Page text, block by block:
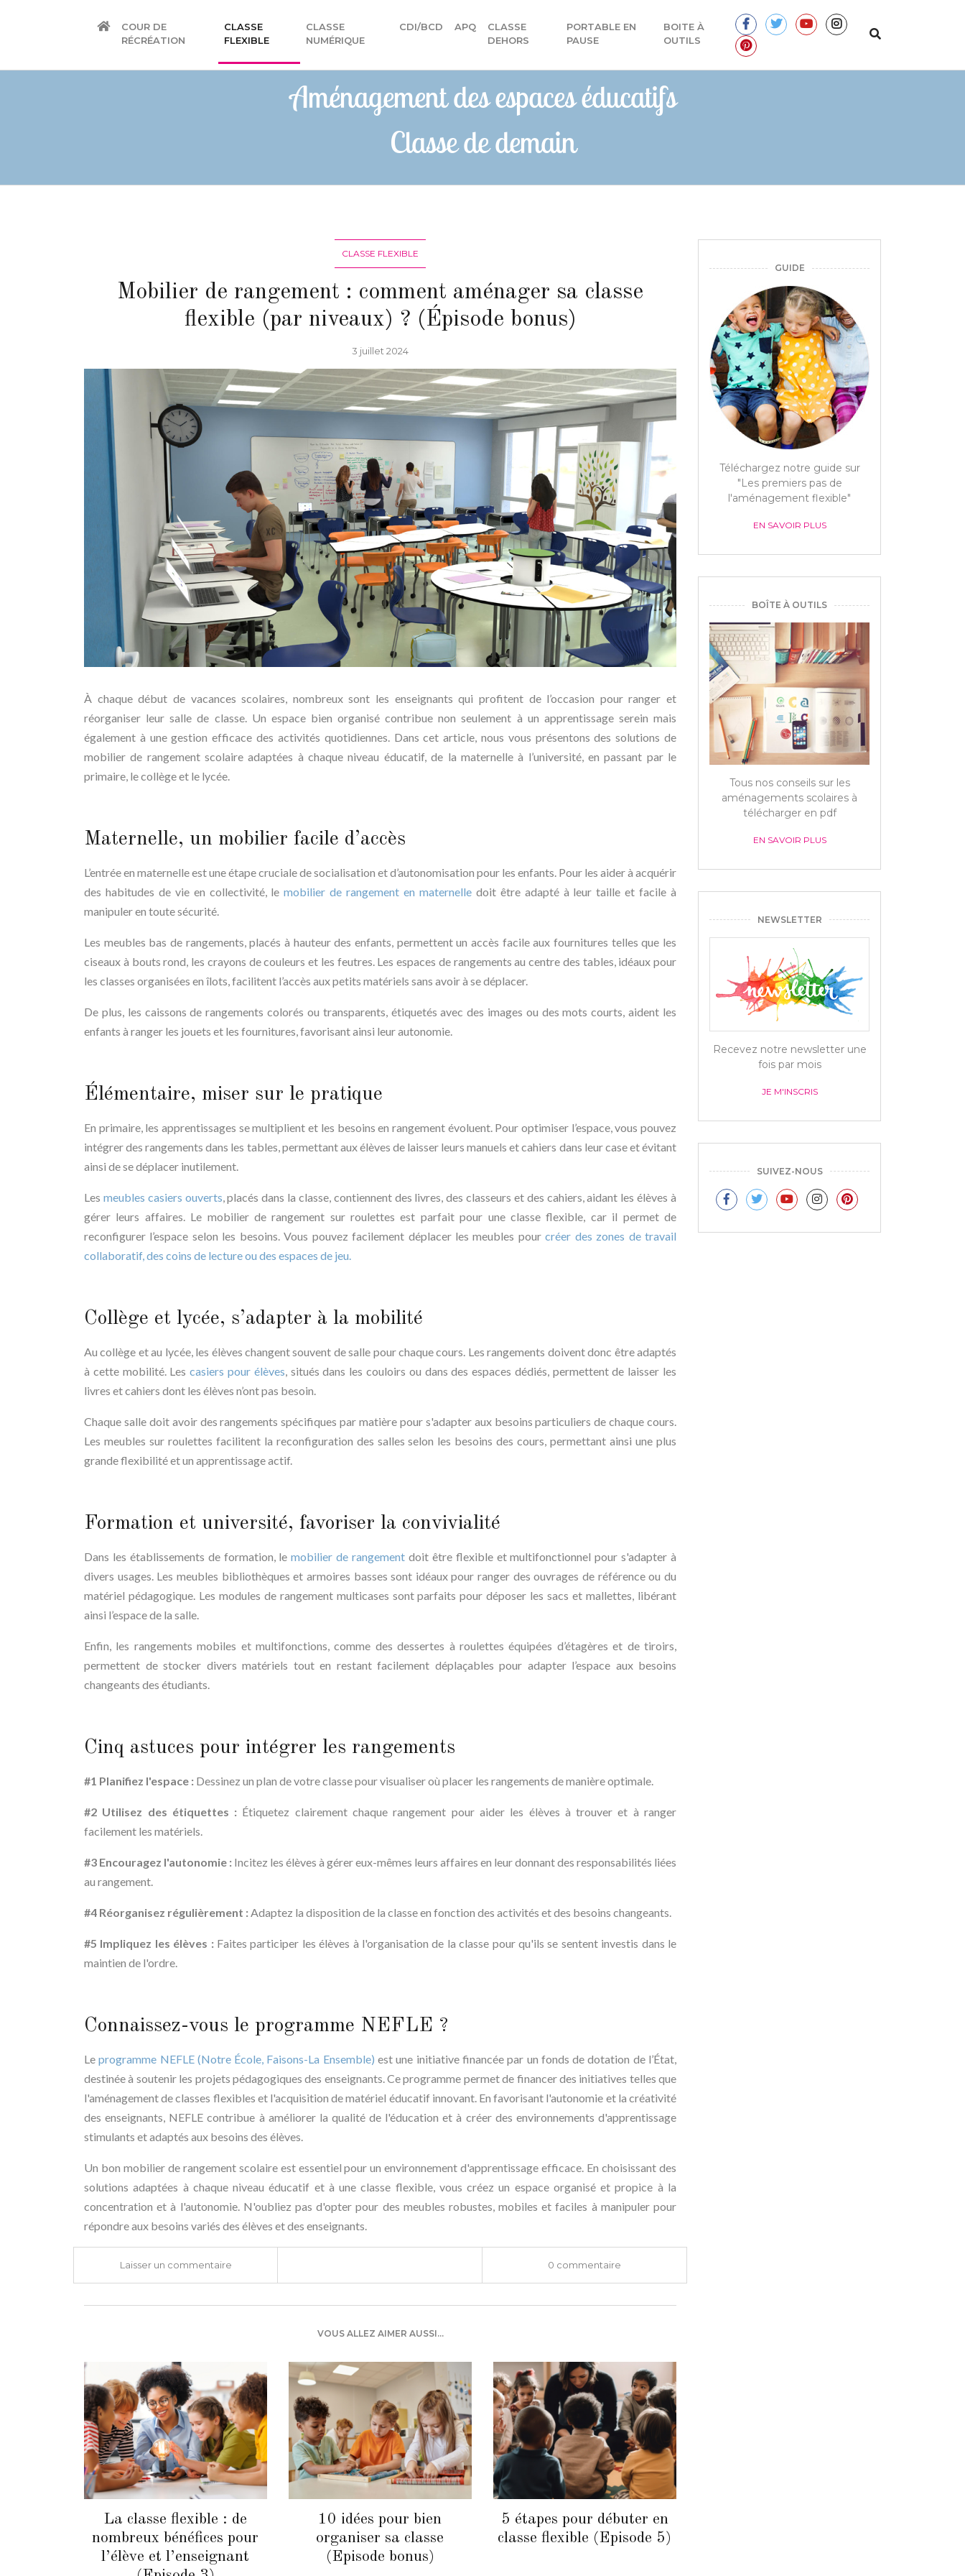
COUR DE
RÉCRÉATION
CLASSE
FLEXIBLE(CURRENT)
CLASSE
NUMÉRIQUE
CDI/BCD APQ
CLASSE
DEHORS
PORTABLE EN
PAUSE
BOITE À
OUTILS
Aménagement des espaces éducatifs
Classe de demain
CLASSE FLEXIBLE
Mobilier de rangement : comment aménager sa classe
flexible (par niveaux) ? (Épisode bonus)
3 juillet 2024
À chaque début de vacances scolaires, nombreux sont les enseignants qui profitent de l’occasion pour ranger et
réorganiser leur salle de classe. Un espace bien organisé contribue non seulement à un apprentissage serein mais
également à une gestion efficace des activités quotidiennes. Dans cet article, nous vous présentons des solutions de
mobilier de rangement scolaire adaptées à chaque niveau éducatif, de la maternelle à l’université, en passant par le
primaire, le collège et le lycée.
Maternelle, un mobilier facile d’accès
L’entrée en maternelle est une étape cruciale de socialisation et d’autonomisation pour les enfants. Pour les aider à acquérir
des habitudes de vie en collectivité, lemobilier de rangement en maternelledoit être adapté à leur taille et facile à
manipuler en toute sécurité.
Les meubles bas de rangements, placés à hauteur des enfants, permettent un accès facile aux fournitures telles que les
ciseaux à bouts rond, les crayons de couleurs et les feutres. Les espaces de rangements au centre des tables, idéaux pour
les classes organisées en îlots, facilitent l’accès aux petits matériels sans avoir à se déplacer.
De plus, les caissons de rangements colorés ou transparents, étiquetés avec des images ou des mots courts, aident les
enfants à ranger les jouets et les fournitures, favorisant ainsi leur autonomie.
Élémentaire, miser sur le pratique
En primaire, les apprentissages se multiplient et les besoins en rangement évoluent. Pour optimiser l’espace, vous pouvez
intégrer des rangements dans les tables, permettant aux élèves de laisser leurs manuels et cahiers dans leur case et évitant
ainsi de se déplacer inutilement.
Les meubles casiers ouverts, placés dans la classe, contiennent des livres, des classeurs et des cahiers, aidant les élèves à
gérer leurs affaires. Le mobilier de rangement sur roulettes est parfait pour une classe flexible, car il permet de
reconfigurer l’espace selon les besoins. Vous pouvez facilement déplacer les meubles pourcréer des zones de travail
collaboratif, des coins de lecture ou des espaces de jeu.
Collège et lycée, s’adapter à la mobilité
Au collège et au lycée, les élèves changent souvent de salle pour chaque cours. Les rangements doivent donc être adaptés
à cette mobilité. Lescasiers pour élèves, situés dans les couloirs ou dans des espaces dédiés, permettent de laisser les
livres et cahiers dont les élèves n’ont pas besoin.
Chaque salle doit avoir des rangements spécifiques par matière pour s'adapter aux besoins particuliers de chaque cours.
Les meubles sur roulettes facilitent la reconfiguration des salles selon les besoins des cours, permettant ainsi une plus
grande flexibilité et un apprentissage actif.
Formation et université, favoriser la convivialité
Dans les établissements de formation, lemobilier de rangement doit être flexible et multifonctionnel pour s'adapter à
divers usages. Les meubles bibliothèques et armoires basses sont idéaux pour ranger des ouvrages de référence ou du
matériel pédagogique. Les modules de rangement multicases sont parfaits pour déposer les sacs et mallettes, libérant
ainsi l’espace de la salle.
Enfin, les rangements mobiles et multifonctions, comme des dessertes à roulettes équipées d’étagères et de tiroirs,
permettent de stocker divers matériels tout en restant facilement déplaçables pour adapter l’espace aux besoins
changeants des étudiants.
Cinq astuces pour intégrer les rangements
#1 Planifiez l'espace : Dessinez un plan de votre classe pour visualiser où placer les rangements de manière optimale.
#2 Utilisez des étiquettes : Étiquetez clairement chaque rangement pour aider les élèves à trouver et à ranger
facilement les matériels.
#3 Encouragez l'autonomie : Incitez les élèves à gérer eux-mêmes leurs affaires en leur donnant des responsabilités liées
au rangement.
#4 Réorganisez régulièrement :Adaptez la disposition de la classe en fonction des activités et des besoins changeants.
#5 Impliquez les élèves : Faites participer les élèves à l'organisation de la classe pour qu'ils se sentent investis dans le
maintien de l'ordre.
Connaissez-vous le programme NEFLE ?
Leprogramme NEFLE (Notre École, Faisons-La Ensemble) est une initiative financée par un fonds de dotation de l’État,
destinée à soutenir les projets pédagogiques des enseignants. Ce programme permet de financer des initiatives telles que
l'aménagement de classes flexibles et l'acquisition de matériel éducatif innovant. En favorisant l'autonomie et la créativité
des enseignants, NEFLE contribue à améliorer la qualité de l'éducation et à créer des environnements d'apprentissage
stimulants et adaptés aux besoins des élèves.
Un bon mobilier de rangement scolaire est essentiel pour un environnement d'apprentissage efficace. En choisissant des
solutions adaptées à chaque niveau éducatif et à une classe flexible, vous créez un espace organisé et propice à la
concentration et à l'autonomie. N'oubliez pas d'opter pour des meubles robustes, mobiles et faciles à manipuler pour
répondre aux besoins variés des élèves et des enseignants.
Laisser un commentaire 0 commentaire
VOUS ALLEZ AIMER AUSSI...
La classe flexible : de
nombreux bénéfices pour
l’élève et l’enseignant
10 idées pour bien
organiser sa classe
(Episode bonus)
5 étapes pour débuter en
classe flexible (Episode 5)
GUIDE
Téléchargez notre guide sur
"Les premiers pas de
l'aménagement flexible"
EN SAVOIR PLUS
BOÎTE À OUTILS
Tous nos conseils sur les
aménagements scolaires à
télécharger en pdf
EN SAVOIR PLUS
NEWSLETTER
Recevez notre newsletter une
fois par mois
JE M'INSCRIS
SUIVEZ-NOUS